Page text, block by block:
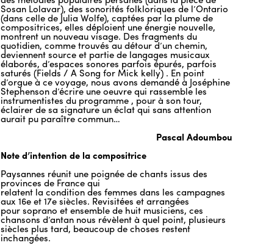
Sosan Lolavar), des sonorités folkloriques de l’Ontario
(dans celle de Julia Wolfe), captées par la plume de
compositrices, elles déploient une énergie nouvelle,
montrent un nouveau visage. Des fragments du
quotidien, comme trouvés au détour d’un chemin,
deviennent source et partie de langages musicaux
élaborés, d’espaces sonores parfois épurés, parfois
saturés (Fields / A Song for Mick kelly) . En point
d’orgue à ce voyage, nous avons demandé à Joséphine
Stephenson d’écrire une oeuvre qui rassemble les
instrumentistes du programme , pour à son tour,
éclairer de sa signature un éclat qui sans attention
aurait pu paraître commun…
Pascal Adoumbou
Note d’intention de la compositrice
Paysannes réunit une poignée de chants issus des
provinces de France qui
relatent la condition des femmes dans les campagnes
aux 16e et 17e siècles. Revisitées et arrangées
pour soprano et ensemble de huit musiciens, ces
chansons d’antan nous révèlent à quel point, plusieurs
siècles plus tard, beaucoup de choses restent
inchangées.